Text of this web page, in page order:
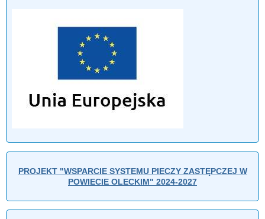
PROJEKT "WSPARCIE SYSTEMU PIECZY ZASTĘPCZEJ W
POWIECIE OLECKIM" 2024-2027